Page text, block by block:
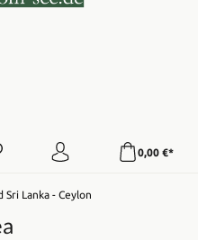
0,00 €*
Sri Lanka - Ceylon